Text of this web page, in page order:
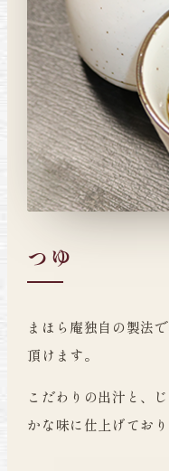
つゆ
まほら庵独自の製法
頂けます。
こだわりの出汁と、
かな味に仕上げており